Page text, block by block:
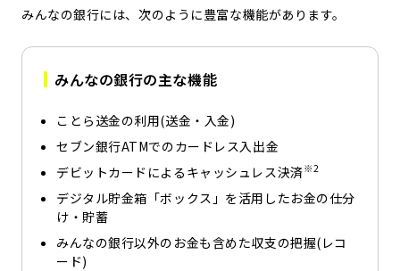
みんなの銀行には、次のように豊富な機能があります。
みんなの銀行の主な機能
ことら送金の利用(送金・入金)
セブン銀行ATMでのカードレス入出金
デビットカードによるキャッシュレス決済 ※2
デジタル貯金箱「ボックス」を活用したお金の仕分
け・貯蓄
みんなの銀行以外のお金も含めた収支の把握(レコ
ード)